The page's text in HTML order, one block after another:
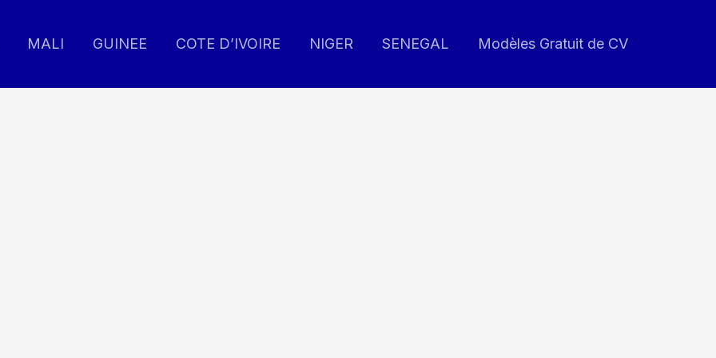
MALI GUINEE COTE D’IVOIRE NIGER SENEGAL Modèles Gratuit de CV